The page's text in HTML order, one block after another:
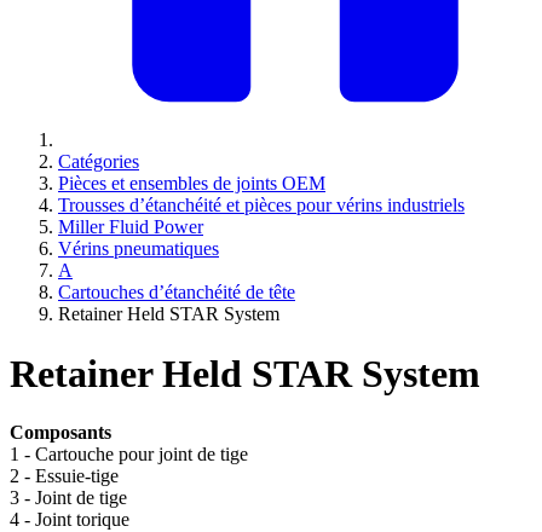
Catégories
Pièces et ensembles de joints OEM
Trousses d’étanchéité et pièces pour vérins industriels
Miller Fluid Power
Vérins pneumatiques
A
Cartouches d’étanchéité de tête
Retainer Held STAR System
Retainer Held STAR System
Composants
1 - Cartouche pour joint de tige
2 - Essuie-tige
3 - Joint de tige
4 - Joint torique